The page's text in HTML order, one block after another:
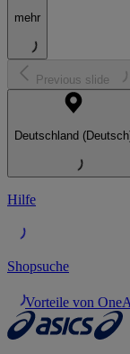
mehr
Previous slide
Deutschland
Hilfe
Shopsuche
Vorteile von